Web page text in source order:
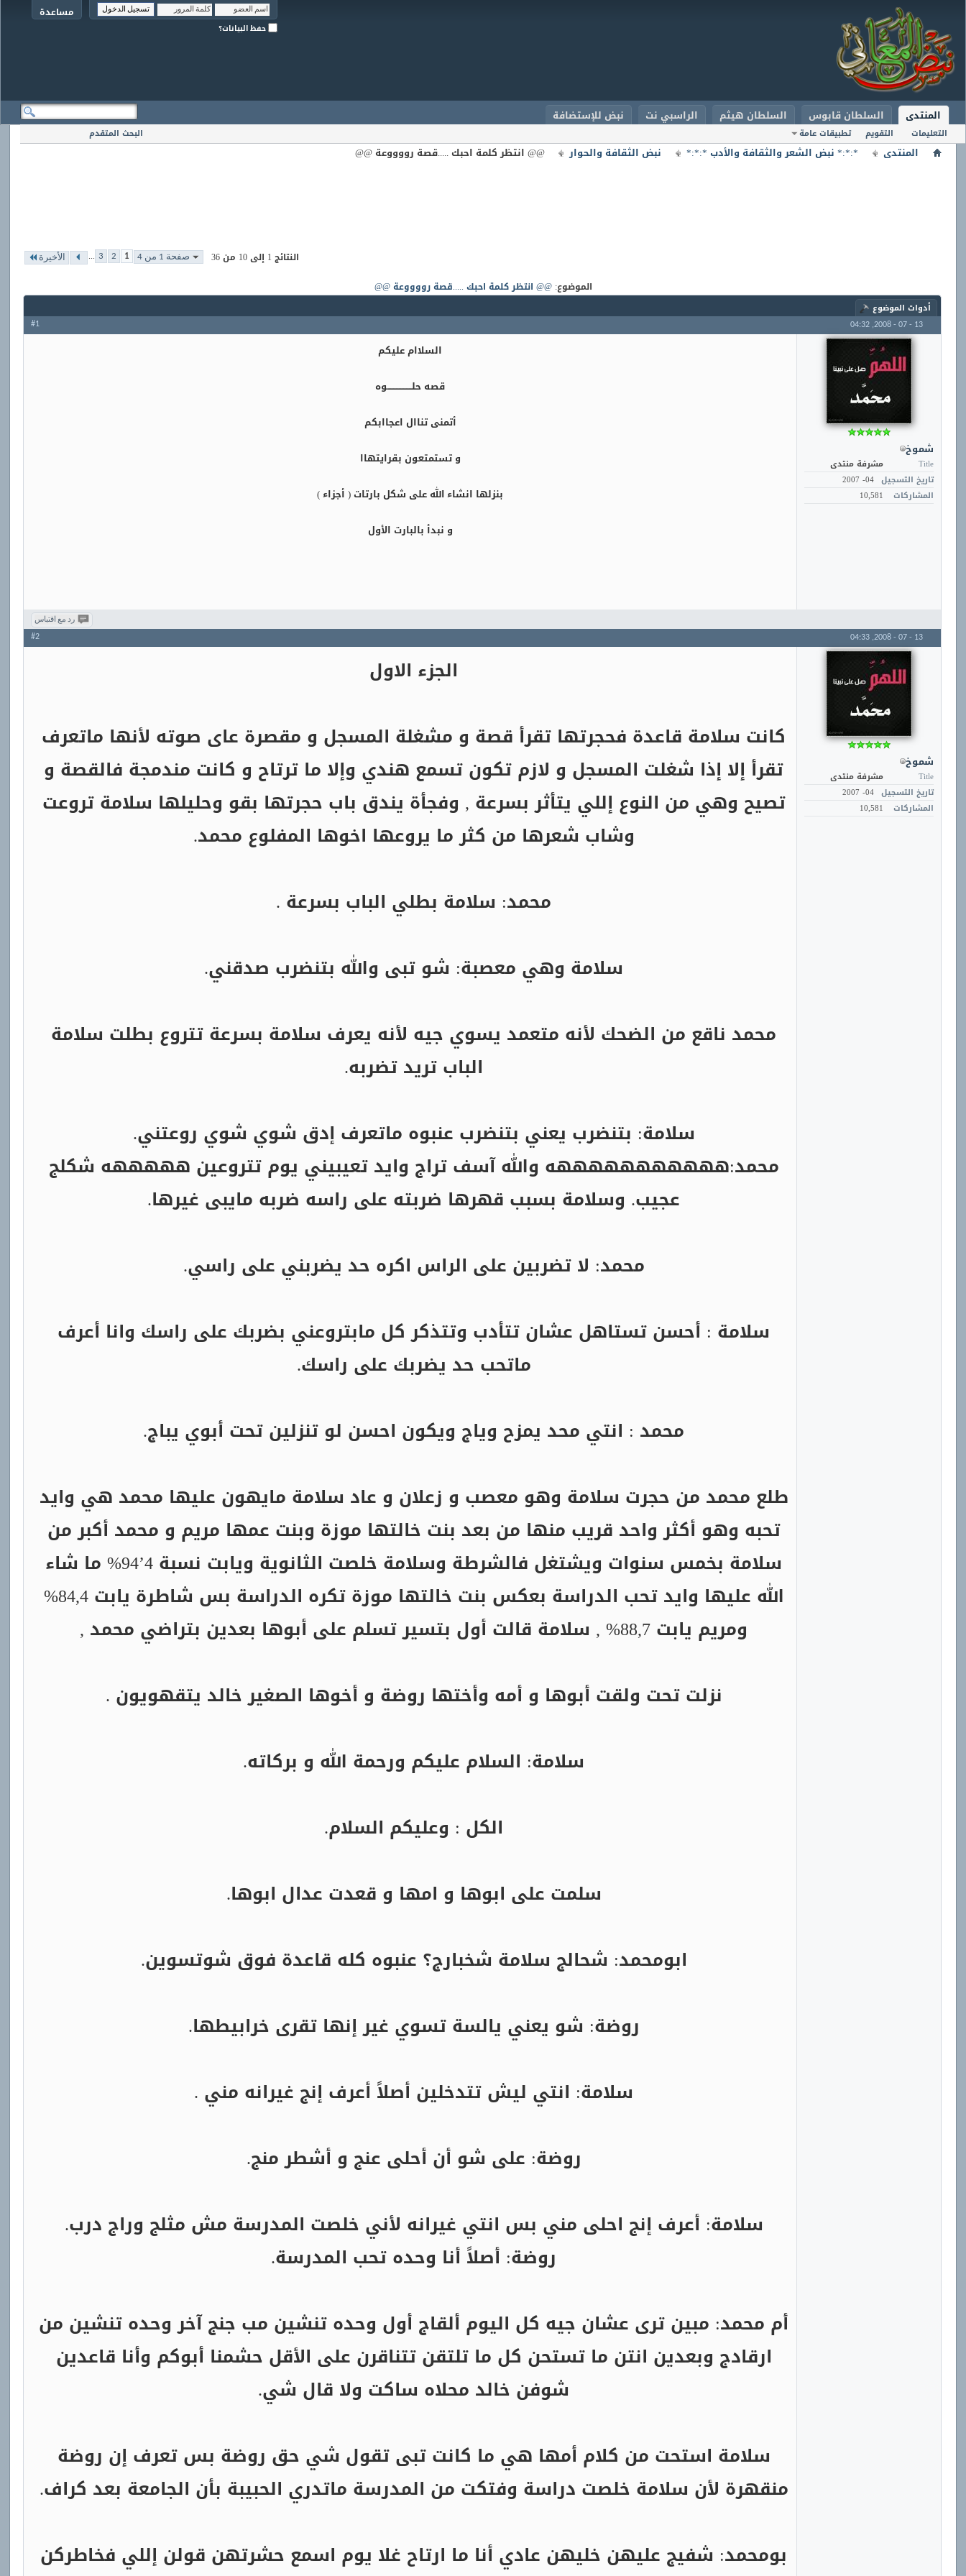
مساعدة
حفظ البيانات؟
المنتدى
التعليمات التقويم تطبيقات عامة
السلطان قابوس السلطان هيثم الراسبي نت نبض للإستضافة
البحث المتقدم
المنتدى *:*:* نبض الشعر والثقافة والأدب *:*:* نبض الثقافة والحوار @@ انتظر كلمة احبك .....قصة رووووعة @@
صفحة 1 من 4 1
2
3
... الأخيرة
النتائج 1 إلى 10 من 36
الموضوع:@@ انتظر كلمة احبك .....قصة رووووعة @@
أدوات الموضوع
13 - 07 - 2008,
04:32
#1
شموخ
Title
مشرفة منتدى
تاريخ التسجيل 04- 2007
المشاركات
10,581
السلاام عليكم
قصه حلـــــــــــــــــوه
أتمنى تناال اعجاابكم
و تستمتعون بقرايتهاا
بنزلها انشاء الله على شكل بارتات ( أجزاء )
و نبدأ بالبارت الأول
رد مع اقتباس
13 - 07 - 2008,
04:33
#2
شموخ
Title
مشرفة منتدى
تاريخ التسجيل 04- 2007
المشاركات
10,581
الجزء الاول
كانت سلامة قاعدة فحجرتها تقرأ قصة و مشغلة المسجل و مقصرة عاى صوته لأنها ماتعرف
تقرأ إلا إذا شغلت المسجل و لازم تكون تسمع هندي وإلا ما ترتاح و كانت مندمجة فالقصة و
تصيح وهي من النوع إللي يتأثر بسرعة , وفجأة يندق باب حجرتها بقو وحليلها سلامة تروعت
وشاب شعرها من كثر ما يروعها اخوها المفلوع محمد.
محمد: سلامة بطلي الباب بسرعة .
سلامة وهي معصبة: شو تبى والله بتنضرب صدقني.
محمد ناقع من الضحك لأنه متعمد يسوي جيه لأنه يعرف سلامة بسرعة تتروع بطلت سلامة
الباب تريد تضربه.
سلامة: بتنضرب يعني بتنضرب عنبوه ماتعرف إدق شوي شوي روعتني.
محمد:هههههههههههه والله آسف تراج وايد تعيبيني يوم تتروعين هههههه شكلج
عجيب. وسلامة بسبب قهرها ضربته على راسه ضربه مايبى غيرها.
محمد: لا تضربين على الراس اكره حد يضربني على راسي.
سلامة : أحسن تستاهل عشان تتأدب وتتذكر كل مابتروعني بضربك على راسك وانا أعرف
ماتحب حد يضربك على راسك.
محمد : انتي محد يمزح وياج ويكون احسن لو تنزلين تحت أبوي يباج.
طلع محمد من حجرت سلامة وهو معصب و زعلان و عاد سلامة مايهون عليها محمد هي وايد
تحبه وهو أكثر واحد قريب منها من بعد بنت خالتها موزة وبنت عمها مريم و محمد أكبر من
سلامة بخمس سنوات ويشتغل فالشرطة وسلامة خلصت الثانوية ويابت نسبة 4’94% ما شاء
الله عليها وايد تحب الدراسة بعكس بنت خالتها موزة تكره الدراسة بس شاطرة يابت 84,4%
ومريم يابت 88,7% , سلامة قالت أول بتسير تسلم على أبوها بعدين بتراضي محمد ,
نزلت تحت ولقت أبوها و أمه وأختها روضة و أخوها الصغير خالد يتقهويون .
سلامة: السلام عليكم ورحمة الله و بركاته.
الكل : وعليكم السلام.
سلمت على ابوها و امها و قعدت عدال ابوها.
ابومحمد: شحالج سلامة شخبارج؟ عنبوه كله قاعدة فوق شوتسوين.
روضة: شو يعني يالسة تسوي غير إنها تقرى خرابيطها.
سلامة: انتي ليش تتدخلين أصلاً أعرف إنج غيرانه مني .
روضة: على شو أن أحلى عنج و أشطر منج.
سلامة: أعرف إنج احلى مني بس انتي غيرانه لأني خلصت المدرسة مش مثلج وراج درب.
روضة: أصلاً أنا وحده تحب المدرسة.
أم محمد: مبين ترى عشان جيه كل اليوم ألقاج أول وحده تنشين مب جنج آخر وحده تنشين من
ارقادج وبعدين انتن ما تستحن كل ما تلتقن تتناقرن على الأقل حشمنا أبوكم وأنا قاعدين
شوفن خالد محلاه ساكت ولا قال شي.
سلامة استحت من كلام أمها هي ما كانت تبى تقول شي حق روضة بس تعرف إن روضة
منقهرة لأن سلامة خلصت دراسة وفتكت من المدرسة ماتدري الحبيبة بأن الجامعة بعد كراف.
بومحمد: شفيج عليهن خليهن عادي أنا ما ارتاح غلا يوم اسمع حشرتهن قولن إللي فخاطركن